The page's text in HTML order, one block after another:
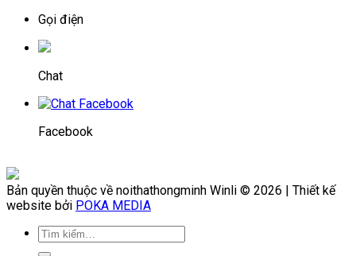
Gọi điện
Chat
Facebook
Bản quyền thuộc về noithathongminh Winli © 2026 | Thiết kế
website bởi POKA MEDIA